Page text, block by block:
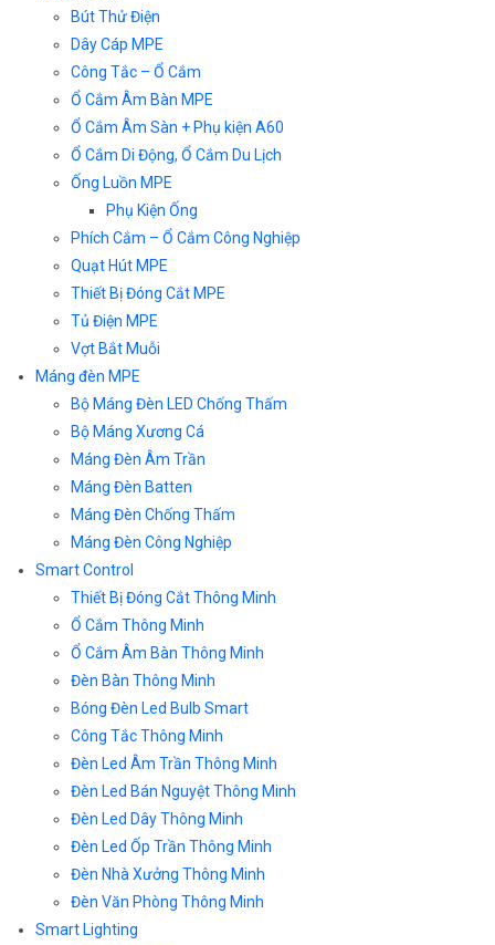
Bút Thử Điện
Dây Cáp MPE
Công Tắc – Ổ Cắm
Ổ Cắm Âm Bàn MPE
Ổ Cắm Âm Sàn + Phụ kiện A60
Ổ Cắm Di Động, Ổ Cắm Du Lịch
Ống Luồn MPE
Phụ Kiện Ống
Phích Cắm – Ổ Cắm Công Nghiệp
Quạt Hút MPE
Thiết Bị Đóng Cắt MPE
Tủ Điện MPE
Vợt Bắt Muỗi
Máng đèn MPE
Bộ Máng Đèn LED Chống Thấm
Bộ Máng Xương Cá
Máng Đèn Âm Trần
Máng Đèn Batten
Máng Đèn Chống Thấm
Máng Đèn Công Nghiệp
Smart Control
Thiết Bị Đóng Cắt Thông Minh
Ổ Cắm Thông Minh
Ổ Cắm Âm Bàn Thông Minh
Đèn Bàn Thông Minh
Bóng Đèn Led Bulb Smart
Công Tắc Thông Minh
Đèn Led Âm Trần Thông Minh
Đèn Led Bán Nguyệt Thông Minh
Đèn Led Dây Thông Minh
Đèn Led Ốp Trần Thông Minh
Đèn Nhà Xưởng Thông Minh
Đèn Văn Phòng Thông Minh
Smart Lighting